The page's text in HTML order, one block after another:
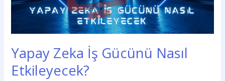
Yapay Zeka İş Gücünü Nasıl
Etkileyecek?